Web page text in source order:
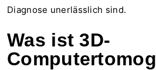
Diagnose unerlässlich sind.
Was ist 3D-